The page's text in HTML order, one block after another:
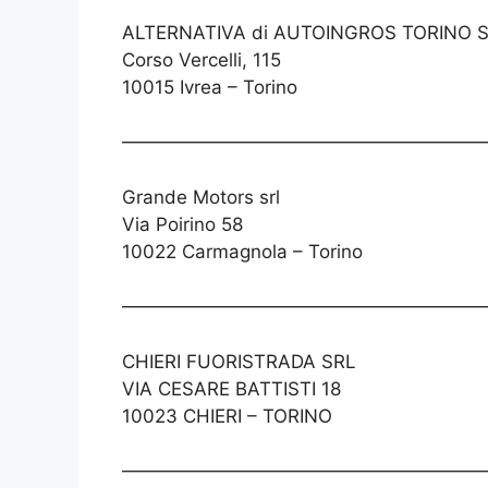
ALTERNATIVA di AUTOINGROS TORINO
Corso Vercelli, 115
10015 Ivrea – Torino
Grande Motors srl
Via Poirino 58
10022 Carmagnola – Torino
CHIERI FUORISTRADA SRL
VIA CESARE BATTISTI 18
10023 CHIERI – TORINO